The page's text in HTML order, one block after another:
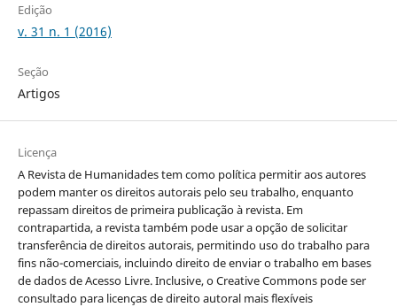
Edição
v. 31 n. 1 (2016)
Seção
Artigos
Licença
A Revista de Humanidades tem como política permitir aos autores
podem manter os direitos autorais pelo seu trabalho, enquanto
repassam direitos de primeira publicação à revista. Em
contrapartida, a revista também pode usar a opção de solicitar
transferência de direitos autorais, permitindo uso do trabalho para
fins não-comerciais, incluindo direito de enviar o trabalho em bases
de dados de Acesso Livre. Inclusive, o Creative Commons pode ser
consultado para licenças de direito autoral mais flexíveis